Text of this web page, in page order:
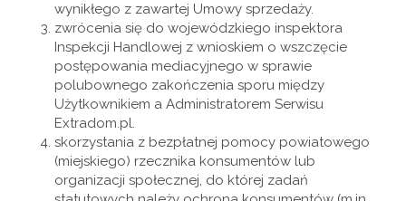
wynikłego z zawartej Umowy sprzedaży.
zwrócenia się do wojewódzkiego inspektora
Inspekcji Handlowej z wnioskiem o wszczęcie
postępowania mediacyjnego w sprawie
polubownego zakończenia sporu między
Użytkownikiem a Administratorem Serwisu
Extradom.pl.
skorzystania z bezpłatnej pomocy powiatowego
(miejskiego) rzecznika konsumentów lub
organizacji społecznej, do której zadań